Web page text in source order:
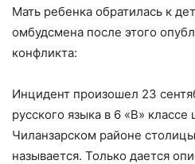
Мать ребенка обратилась к
омбудсмена после этого
конфликта:
Инцидент произошел 23
русского языка в 6 «В»
Чиланзарском районе
называется. Только дается